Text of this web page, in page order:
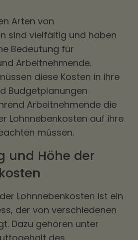
Arten von
sind vielfältig und haben
Bedeutung für
Arbeitnehmende.
diese Kosten in ihre
Budgetplanungen
Arbeitnehmende die
Lohnnebenkosten auf ihre
müssen.
und Höhe der
Lohnnebenkosten ist ein
der von verschiedenen
Dazu gehören unter